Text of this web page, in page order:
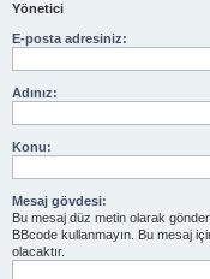
Yönetici
E-posta adresiniz:
Adınız:
Konu:
Mesaj gövdesi:
Bu mesaj düz metin olarak
BBcode kullanmayın. Bu mesaj
olacaktır.